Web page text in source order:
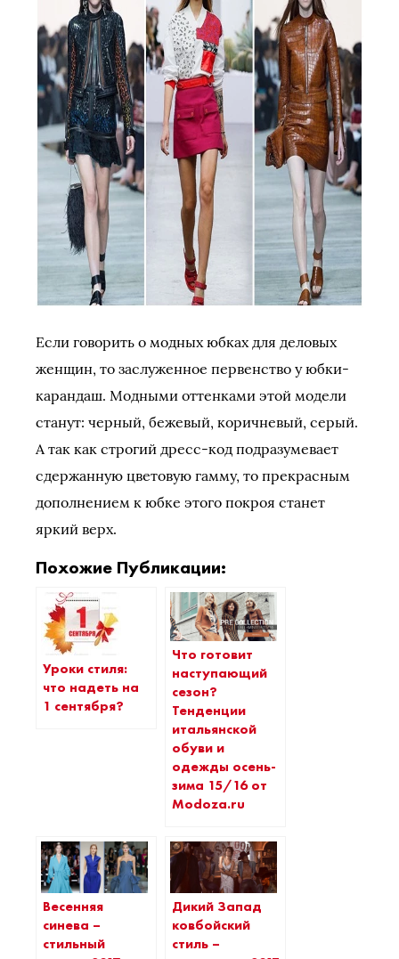
Если говорить о модных юбках для деловых
женщин, то заслуженное первенство у юбки-
карандаш. Модными оттенками этой модели
станут: черный, бежевый, коричневый, серый.
А так как строгий дресс-код подразумевает
сдержанную цветовую гамму, то прекрасным
дополнением к юбке этого покроя станет
яркий верх.
Похожие Публикации:
Уроки стиля:
что надеть на
1 сентября?
Что готовит
наступающий
сезон?
Тенденции
итальянской
обуви и
одежды осень-
зима 15/16 от
Modoza.ru
Весенняя
синева –
стильный
Дикий Запад
ковбойский
стиль –